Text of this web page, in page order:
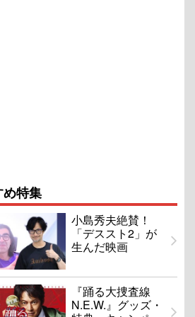
特集
小島秀夫絶賛！
「デススト2」が
生んだ映画
『踊る大捜査線
N.E.W.』グッズ・